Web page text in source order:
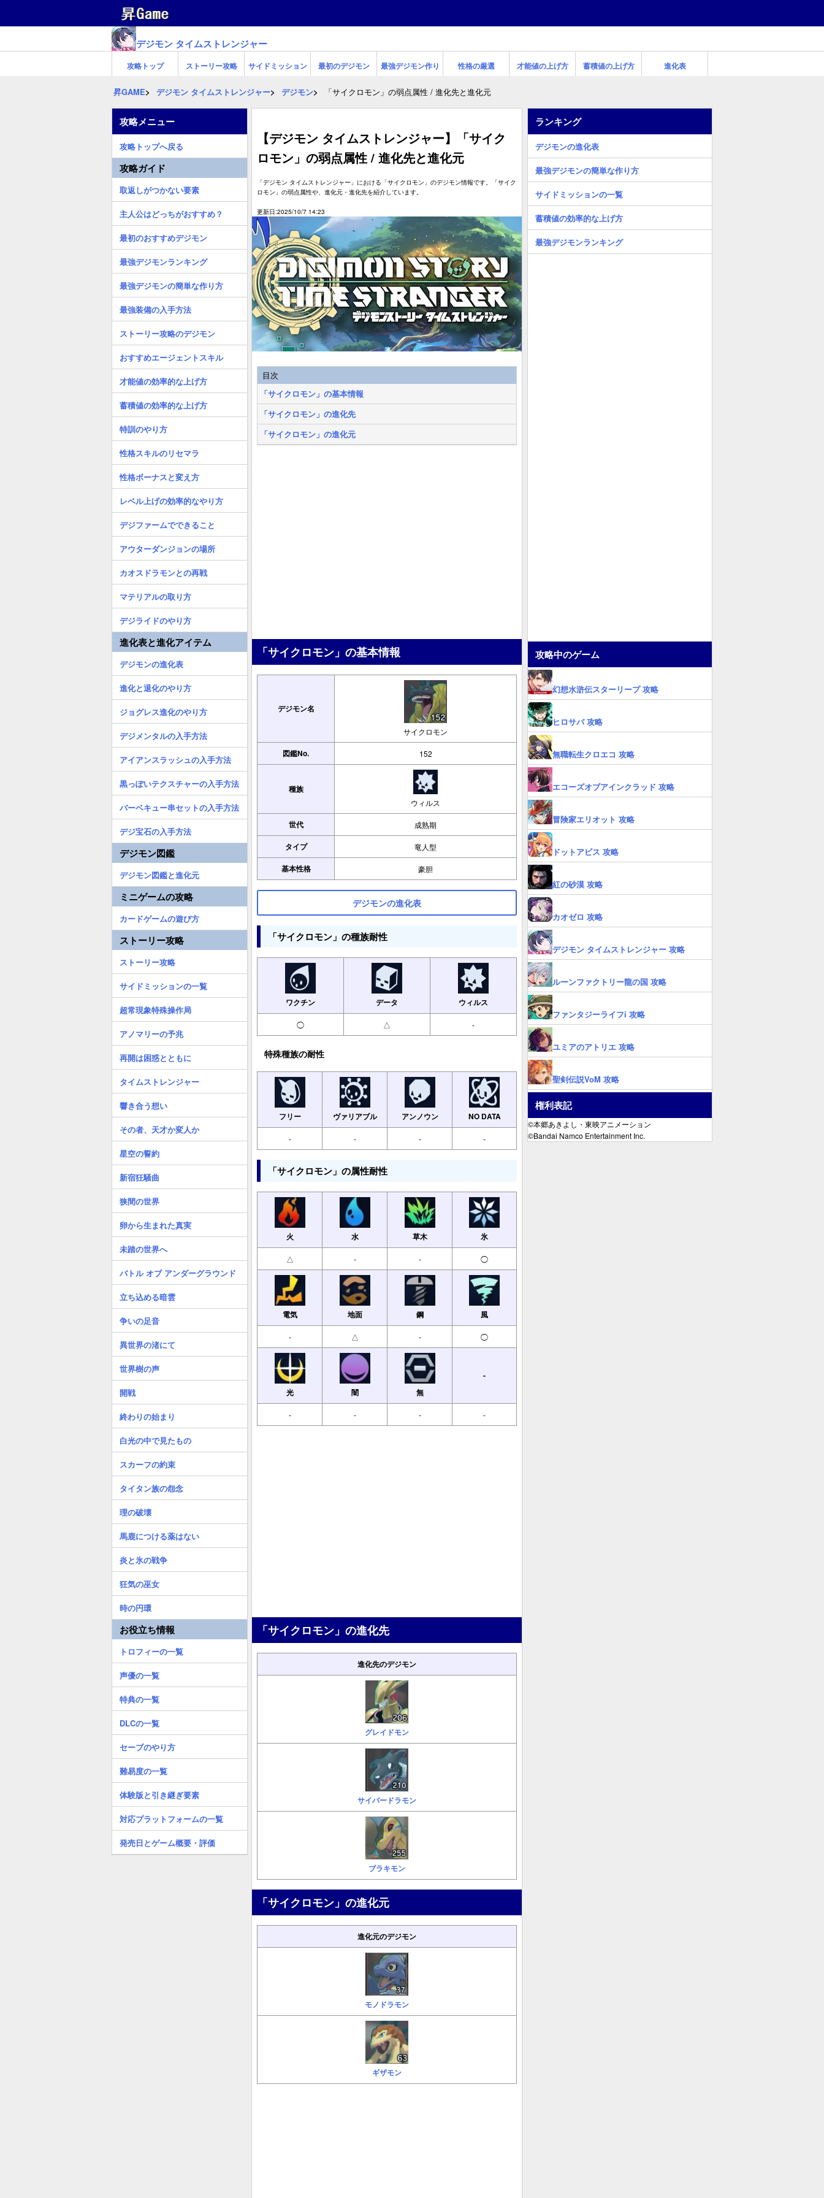
デジモン タイムストレンジャー
攻略トップ ストーリー攻略 サイドミッション 最初のデジモン 最強デジモン作り 性格の厳選 才能値の上げ方 蓄積値の上げ方 進化表
昇GAME デジモン タイムストレンジャー デジモン 「サイクロモン」の弱点属性 / 進化先と進化元
【デジモン タイムストレンジャー】「サイク
ロモン」の弱点属性 / 進化先と進化元
「デジモン タイムストレンジャー」における「サイクロモン」のデジモン情報です。「サイク
ロモン」の弱点属性や、進化元・進化先を紹介しています。
更新日:2025/10/7 14:23
目次
「サイクロモン」の基本情報
「サイクロモン」の進化先
「サイクロモン」の進化元
「サイクロモン」の基本情報
デジモン名
サイクロモン
図鑑No. 152
種族
ウィルス
世代 成熟期
タイプ 竜人型
基本性格 豪胆
デジモンの進化表
「サイクロモン」の種族耐性
ワクチン データ ウィルス
◯ △ -
特殊種族の耐性
フリー ヴァリアブル アンノウン NO DATA
- - - -
「サイクロモン」の属性耐性
火 水 草木 氷
△ - - ◯
電気 地面 鋼 風
- △ - ◯
光 闇 無
-
- - - -
「サイクロモン」の進化先
進化先のデジモン
グレイドモン
サイバードラモン
ブラキモン
「サイクロモン」の進化元
進化元のデジモン
モノドラモン
ギザモン
攻略メニュー
攻略トップへ戻る
攻略ガイド
取返しがつかない要素
主人公はどっちがおすすめ？
最初のおすすめデジモン
最強デジモンランキング
最強デジモンの簡単な作り方
最強装備の入手方法
ストーリー攻略のデジモン
おすすめエージェントスキル
才能値の効率的な上げ方
蓄積値の効率的な上げ方
特訓のやり方
性格スキルのリセマラ
性格ボーナスと変え方
レベル上げの効率的なやり方
デジファームでできること
アウターダンジョンの場所
カオスドラモンとの再戦
マテリアルの取り方
デジライドのやり方
進化表と進化アイテム
デジモンの進化表
進化と退化のやり方
ジョグレス進化のやり方
デジメンタルの入手方法
アイアンスラッシュの入手方法
黒っぽいテクスチャーの入手方法
バーベキュー串セットの入手方法
デジ宝石の入手方法
デジモン図鑑
デジモン図鑑と進化元
ミニゲームの攻略
カードゲームの遊び方
ストーリー攻略
ストーリー攻略
サイドミッションの一覧
超常現象特殊操作局
アノマリーの予兆
再開は困惑とともに
タイムストレンジャー
響き合う想い
その者、天才か変人か
星空の誓約
新宿狂騒曲
狭間の世界
卵から生まれた真実
未踏の世界へ
バトル オブ アンダーグラウンド
立ち込める暗雲
争いの足音
異世界の渚にて
世界樹の声
開戦
終わりの始まり
白光の中で見たもの
スカーフの約束
タイタン族の怨念
理の破壊
馬鹿につける薬はない
炎と氷の戦争
狂気の巫女
時の円環
お役立ち情報
トロフィーの一覧
声優の一覧
特典の一覧
DLCの一覧
セーブのやり方
難易度の一覧
体験版と引き継ぎ要素
対応プラットフォームの一覧
発売日とゲーム概要・評価
ランキング
デジモンの進化表
最強デジモンの簡単な作り方
サイドミッションの一覧
蓄積値の効率的な上げ方
最強デジモンランキング
攻略中のゲーム
幻想水滸伝スターリープ 攻略
ヒロサバ 攻略
無職転生クロエコ 攻略
エコーズオブアインクラッド 攻略
冒険家エリオット 攻略
ドットアビス 攻略
紅の砂漠 攻略
カオゼロ 攻略
デジモン タイムストレンジャー 攻略
ルーンファクトリー龍の国 攻略
ファンタジーライフi 攻略
ユミアのアトリエ 攻略
聖剣伝説VoM 攻略
権利表記
©本郷あきよし・東映アニメーション
©Bandai Namco Entertainment Inc.